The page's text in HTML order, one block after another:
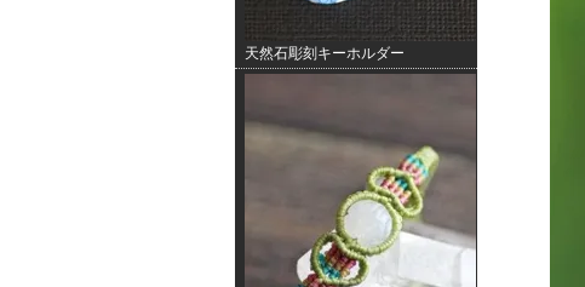
天然石彫刻キーホルダー